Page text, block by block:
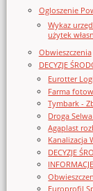
Ogloszenie
Wykaz
użytek
Obwieszczenia
DECYZJE
Eurotter
Farma
Tymbark -
Droga
Agaplast
Kanalizacja
DECYZJE
Europrofil